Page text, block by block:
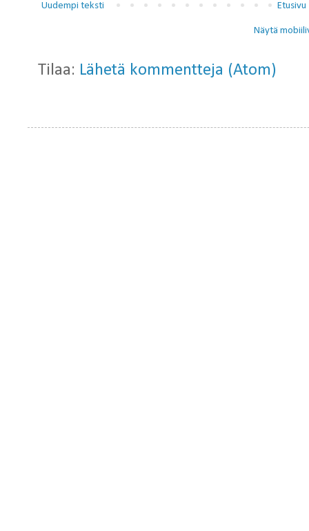
Uudempi teksti Etusivu
Näytä
Tilaa: Lähetä kommentteja (Atom)